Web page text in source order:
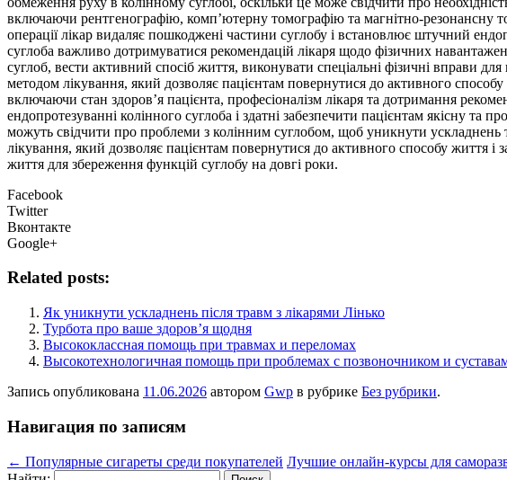
включаючи рентгенографію, комп’ютерну томографію та магнітно-резонансну
операції лікар видаляє пошкоджені частини суглобу і встановлює штучний
суглоба важливо дотримуватися рекомендацій лікаря щодо фізичних
суглоб, вести активний спосіб життя, виконувати спеціальні фізичні вправи
методом лікування, який дозволяє пацієнтам повернутися до активного
включаючи стан здоров’я пацієнта, професіоналізм лікаря та дотримання
ендопротезуванні колінного суглоба і здатні забезпечити пацієнтам якісну
можуть свідчити про проблеми з колінним суглобом, щоб уникнути
лікування, який дозволяє пацієнтам повернутися до активного способу життя
життя для збереження функцій суглобу на довгі роки.
Facebook
Twitter
Вконтакте
Google+
Related posts:
Як уникнути ускладнень після травм з лікарями Лінько
Турбота про ваше здоров’я щодня
Высококлассная помощь при травмах и переломах
Высокотехнологичная помощь при проблемах с позвоночником и
Запись опубликована 11.06.2026 автором Gwp в рубрике Без рубрики.
Навигация по записям
← Популярные сигареты среди покупателей Лучшие онлайн-курсы для